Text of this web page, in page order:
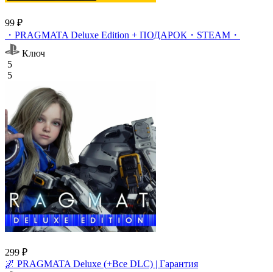
99 ₽
・PRAGMATA Deluxe Edition + ПОДАРОК・STEAM・
Ключ
5
5
299 ₽
🌌 PRAGMATA Deluxe (+Все DLC) | Гарантия